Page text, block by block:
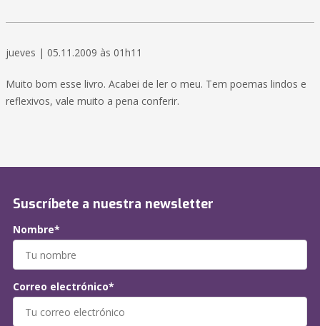
jueves | 05.11.2009 às 01h11
Muito bom esse livro. Acabei de ler o meu. Tem poemas lindos e
reflexivos, vale muito a pena conferir.
Suscríbete a nuestra newsletter
Nombre*
Correo electrónico*